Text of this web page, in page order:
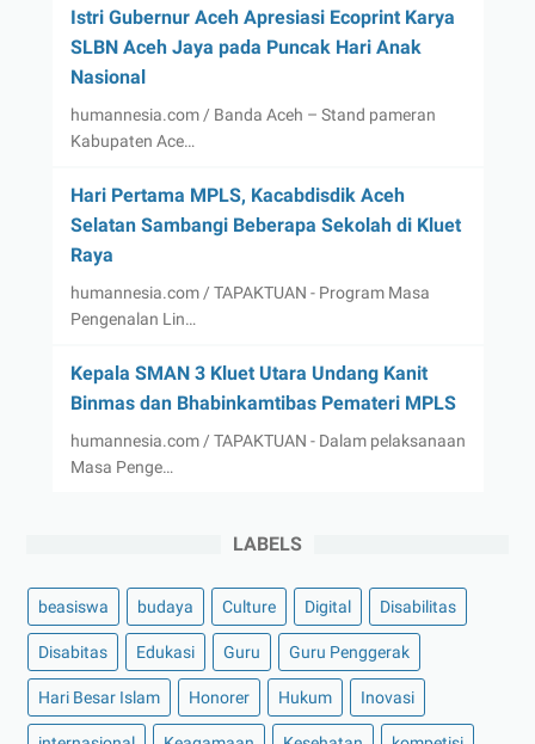
Istri Gubernur Aceh Apresiasi Ecoprint Karya
SLBN Aceh Jaya pada Puncak Hari Anak
Nasional
humannesia.com / Banda Aceh – Stand pameran
Kabupaten Ace…
Hari Pertama MPLS, Kacabdisdik Aceh
Selatan Sambangi Beberapa Sekolah di Kluet
Raya
humannesia.com / TAPAKTUAN - Program Masa
Pengenalan Lin…
Kepala SMAN 3 Kluet Utara Undang Kanit
Binmas dan Bhabinkamtibas Pemateri MPLS
humannesia.com / TAPAKTUAN - Dalam pelaksanaan
Masa Penge…
LABELS
beasiswa budaya Culture Digital Disabilitas
Disabitas Edukasi Guru Guru Penggerak
Hari Besar Islam Honorer Hukum Inovasi